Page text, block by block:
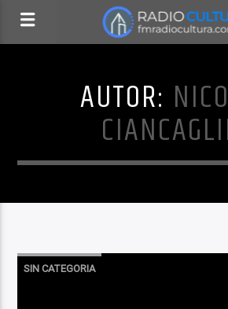
AUTOR:
SIN CATEGORIA